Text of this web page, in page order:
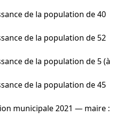
de la population de 40
de la population de 52
de la population de 5 (à
de la population de 45
municipale 2021 — maire :